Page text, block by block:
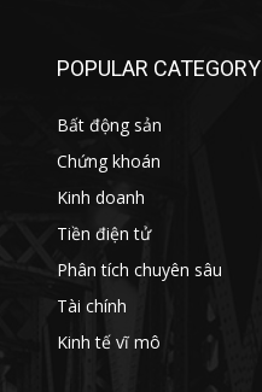
POPULAR CATEGORY
Bất động sản
Chứng khoán
Kinh doanh
Tiền điện tử
Phân tích chuyên sâu
Tài chính
Kinh tế vĩ mô